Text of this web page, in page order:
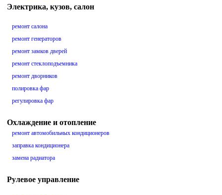
Электрика, кузов, салон
ремонт салона
ремонт генераторов
ремонт замков дверей
ремонт стеклоподъемника
ремонт дворников
полировка фар
регулировка фар
Охлаждение и отопление
ремонт автомобильных кондиционеров
заправка кондиционера
замена радиатора
Рулевое управление